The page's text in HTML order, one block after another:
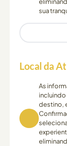
sua
Local da
As
destino,